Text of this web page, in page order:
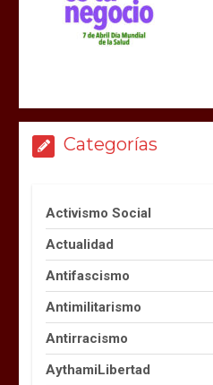
Categorías
Activismo Social
Actualidad
Antifascismo
Antimilitarismo
Antirracismo
AythamiLibertad